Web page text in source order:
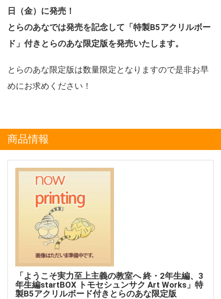
日（金）に発売！
とらのあなでは発売を記念して「特製B5アクリルボー
ド」付きとらのあな限定版を発売いたします。
とらのあな限定版は数量限定となりますので是非お早
めにお求めください！
商品情報
「ようこそ実力至上主義の教室へ 終・2年生編、3
年生編startBOX トモセシュンサク Art Works」特
製B5アクリルボード付きとらのあな限定版